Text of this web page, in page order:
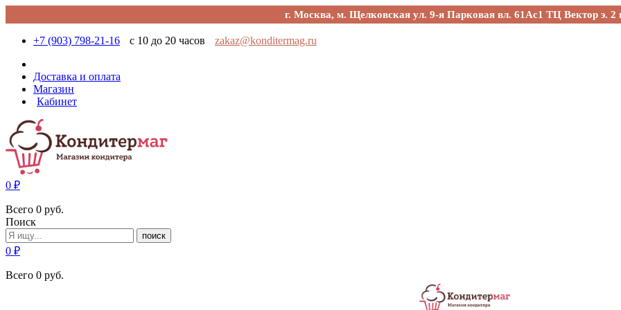
г. Москва, м. Щелковская ул. 9-я Парковая вл. 61Ас1 ТЦ Вектор э. 2
+7 (903) 798-21-16 с 10 до 20 часов zakaz@konditermag.ru
Доставка и оплата
Магазин
Кабинет
0 ₽
Всего 0 руб.
Поиск
поиск
0 ₽
Всего 0 руб.